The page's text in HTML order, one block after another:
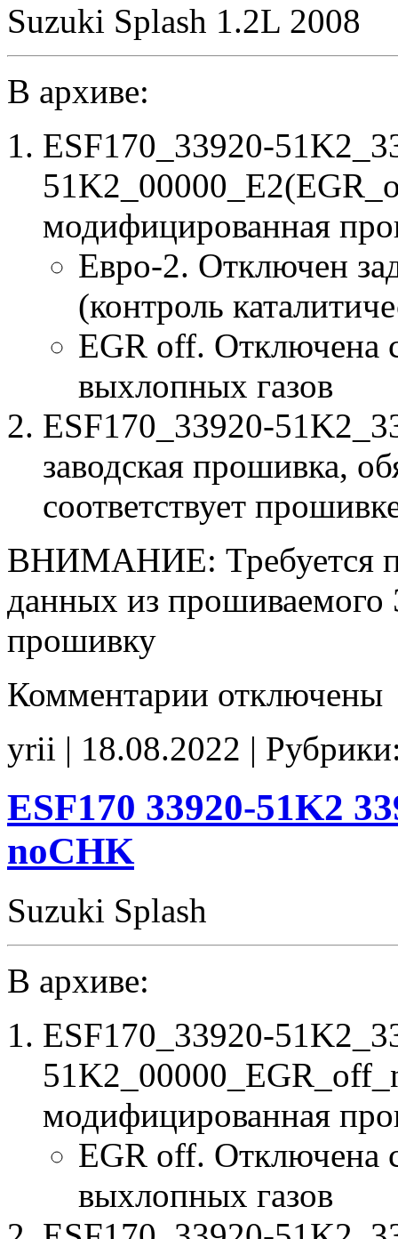
Suzuki Splash 1.2L 2008
В архиве:
ESF170_33920-
модифицированная
Евро-2. Отключен
(контроль
EGR off. Отключена
выхлопных газов
ESF170_33920-
заводская прошивка,
соответствует
ВНИМАНИЕ: Требуется
данных из
прошивку
Комментарии записи
51K2
33920-
00000
E2(EGR_off)
noCHK
отключены
yrii | 18.08.2022 |
ESF170 33920-51K2
noCHK
Suzuki Splash
В архиве:
ESF170_33920-
модифицированная
EGR off. Отключена
выхлопных газов